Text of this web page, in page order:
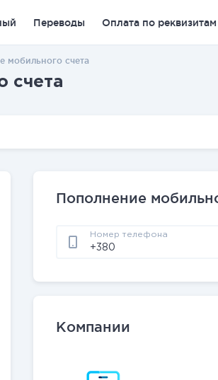
Переводы Оплата по реквизитам
мобильного счета
счета
Пополнение
Номер телефона
Компании